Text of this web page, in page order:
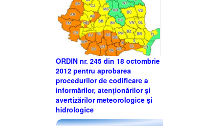
ORDIN nr. 245 din 18 octombrie
2012 pentru aprobarea
procedurilor de codificare a
informărilor, atenţionărilor şi
avertizărilor meteorologice şi
hidrologice